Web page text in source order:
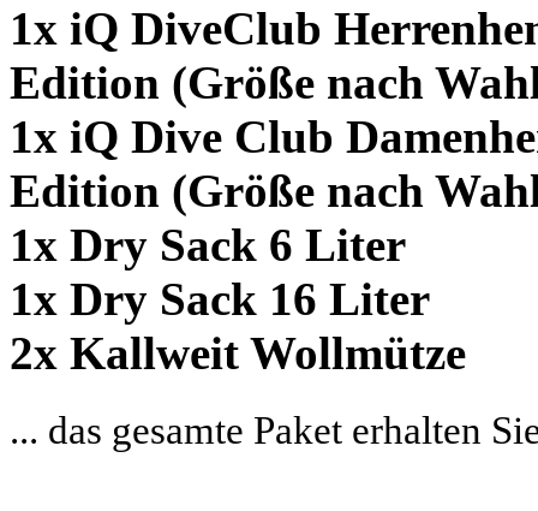
1x iQ DiveClub
Edition (Größe nach
1x iQ Dive Club
Edition (Größe nach
1x Dry Sack 6 Liter
1x Dry Sack 16 Liter
2x Kallweit Wollmütze
... das gesamte Paket erhalten